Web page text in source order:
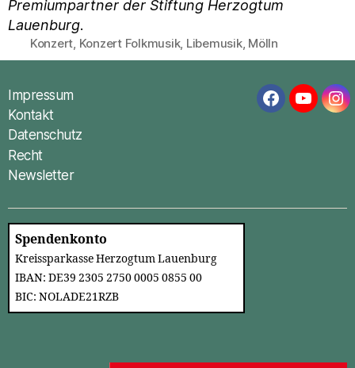
Premiumpartner der Stiftung Herzogtum
Lauenburg.
Schlagwörter
Konzert Konzert Folkmusik, Libemusik, Mölln
Impressum
Kontakt
Datenschutz
Recht
Newsletter
Facebook
Spendenkonto
Kreissparkasse Herzogtum Lauenburg
IBAN: DE39 2305 2750 0005 0855 00
BIC: NOLADE21RZB